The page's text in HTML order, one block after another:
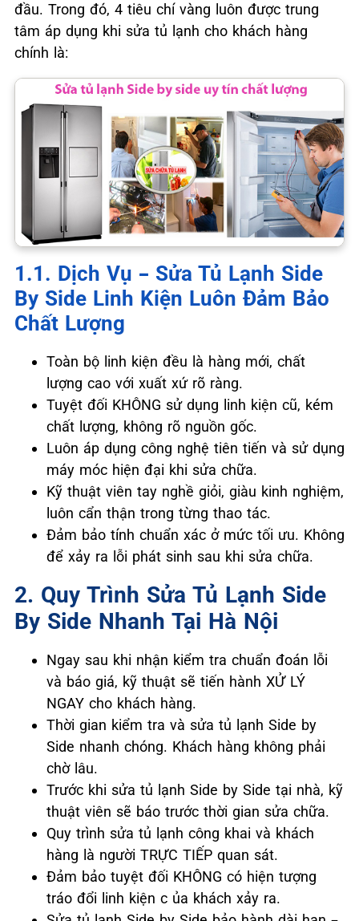
đầu. Trong đó, 4 tiêu chí vàng luôn được trung
tâm áp dụng khi sửa tủ lạnh cho khách hàng
chính là:
1.1. Dịch Vụ – Sửa Tủ Lạnh Side
By Side Linh Kiện Luôn Đảm Bảo
Chất Lượng
Toàn bộ linh kiện đều là hàng mới, chất
lượng cao với xuất xứ rõ ràng.
Tuyệt đối KHÔNG sử dụng linh kiện cũ, kém
chất lượng, không rõ nguồn gốc.
Luôn áp dụng công nghệ tiên tiến và sử dụng
máy móc hiện đại khi sửa chữa.
Kỹ thuật viên tay nghề giỏi, giàu kinh nghiệm,
luôn cẩn thận trong từng thao tác.
Đảm bảo tính chuẩn xác ở mức tối ưu. Không
để xảy ra lỗi phát sinh sau khi sửa chữa.
2. Quy Trình Sửa Tủ Lạnh Side
By Side Nhanh Tại Hà Nội
Ngay sau khi nhận kiểm tra chuẩn đoán lỗi
và báo giá, kỹ thuật sẽ tiến hành XỬ LÝ
NGAY cho khách hàng.
Thời gian kiểm tra và sửa tủ lạnh Side by
Side nhanh chóng. Khách hàng không phải
chờ lâu.
Trước khi sửa tủ lạnh Side by Side tại nhà, kỹ
thuật viên sẽ báo trước thời gian sửa chữa.
Quy trình sửa tủ lạnh công khai và khách
hàng là người TRỰC TIẾP quan sát.
Đảm bảo tuyệt đối KHÔNG có hiện tượng
tráo đổi linh kiện c ủa khách xảy ra.